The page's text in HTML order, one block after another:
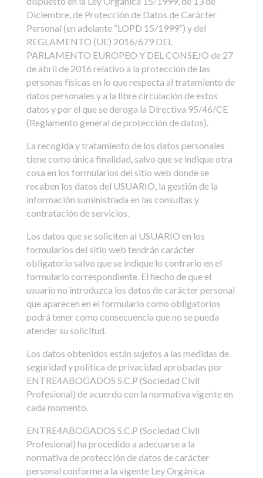
Diciembre, de Protección de Datos de Carácter
Personal (en adelante “LOPD 15/1999”) y del
REGLAMENTO (UE) 2016/679 DEL
PARLAMENTO EUROPEO Y DEL CONSEJO de 27
de abril de 2016 relativo a la protección de las
personas físicas en lo que respecta al tratamiento de
datos personales y a la libre circulación de estos
datos y por el que se deroga la Directiva 95/46/CE
(Reglamento general de protección de datos).
La recogida y tratamiento de los datos personales
tiene como única finalidad, salvo que se indique otra
cosa en los formularios del sitio web donde se
recaben los datos del USUARIO, la gestión de la
información suministrada en las consultas y
contratación de servicios.
Los datos que se soliciten al USUARIO en los
formularios del sitio web tendrán carácter
obligatorio salvo que se indique lo contrario en el
formulario correspondiente. El hecho de que el
usuario no introduzca los datos de carácter personal
que aparecen en el formulario como obligatorios
podrá tener como consecuencia que no se pueda
atender su solicitud.
Los datos obtenidos están sujetos a las medidas de
seguridad y política de privacidad aprobadas por
ENTRE4ABOGADOS S.C.P (Sociedad Civil
Profesional) de acuerdo con la normativa vigente en
cada momento.
ENTRE4ABOGADOS S.C.P (Sociedad Civil
Profesional) ha procedido a adecuarse a la
normativa de protección de datos de carácter
personal conforme a la vigente Ley Orgánica